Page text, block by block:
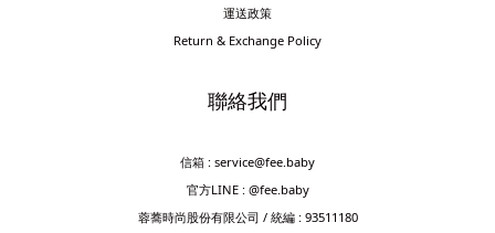
運送政策
Return & Exchange Policy
聯絡我們
信箱 : service@fee.baby
官方LINE : @fee.baby
蓉蕎時尚股份有限公司 / 統編 : 93511180